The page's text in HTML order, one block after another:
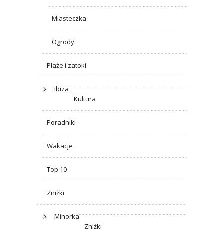
Miasteczka
Ogrody
Plaże i zatoki
Ibiza
Kultura
Poradniki
Wakacje
Top 10
Zniżki
Minorka
Zniżki